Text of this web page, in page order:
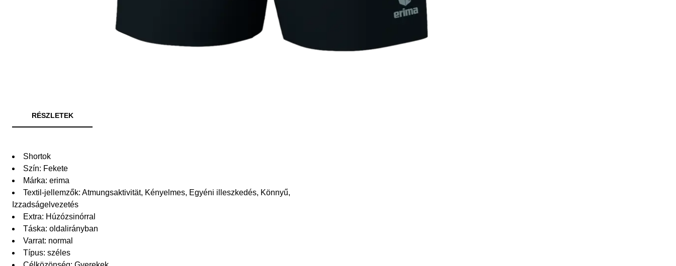
RÉSZLETEK
Shortok
Szín: Fekete
Márka: erima
Textil-jellemzők: Atmungsaktivität, Kényelmes, Egyéni illeszkedés, Könnyű,
Izzadságelvezetés
Extra: Húzózsinórral
Táska: oldalirányban
Varrat: normal
Típus: széles